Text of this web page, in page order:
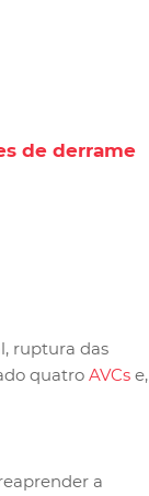
de derrame
ruptura das
quatro AVCse,
a